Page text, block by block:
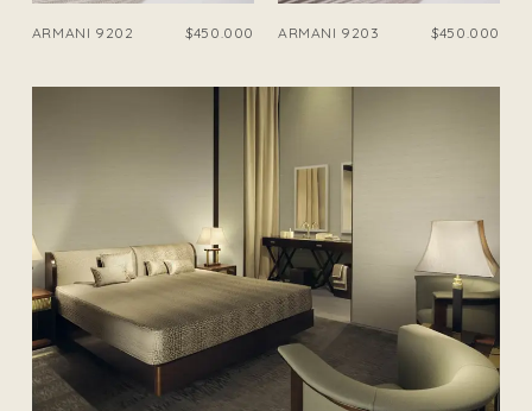
ARMANI 9202 $450.000 ARMANI 9203 $450.000